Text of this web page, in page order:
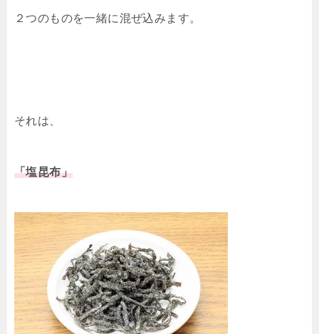
２つのものを一緒に混ぜ込みます。
それは、
「塩昆布」